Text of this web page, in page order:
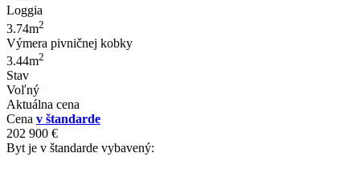
Loggia
3.74m2
Výmera pivničnej kobky
3.44m2
Stav
Voľný
Aktuálna cena
Cena v štandarde
202 900 €
Byt je v štandarde vybavený: